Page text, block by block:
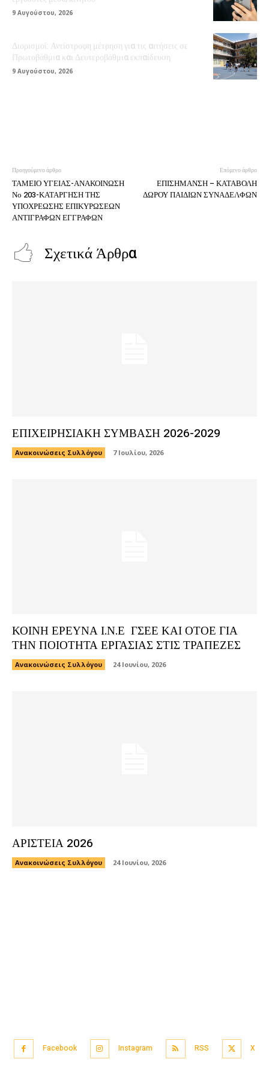
9 Αυγούστου, 2026
Διορισμοί: Αντίστροφη μέτρηση για τις αιτήσεις σε
Πρωτοβάθμια και Δευτεροβάθμια εκπαίδευση
9 Αυγούστου, 2026
Προηγούμενο άρθρο
ΤΑΜΕΙΟ ΥΓΕΙΑΣ-ΑΝΑΚΟΙΝΩΣΗ
Νο 203-ΚΑΤΑΡΓΗΣΗ ΤΗΣ
ΥΠΟΧΡΕΩΣΗΣ ΕΠΙΚΥΡΩΣΕΩΝ
ΑΝΤΙΓΡΑΦΩΝ ΕΓΓΡΑΦΩΝ
Επόμενο άρθρο
ΕΠΙΣΗΜΑΝΣΗ – ΚΑΤΑΒΟΛΗ
ΔΩΡΟΥ ΠΑΙΔΙΩΝ ΣΥΝΑΔΕΛΦΩΝ
Σχετικά Άρθρα
ΕΠΙΧΕΙΡΗΣΙΑΚΗ ΣΥΜΒΑΣΗ 2026-2029
Ανακοινώσεις Συλλόγου 7 Ιουλίου, 2026
ΚΟΙΝΗ ΕΡΕΥΝΑ Ι.Ν.Ε ΓΣΕΕ ΚΑΙ ΟΤΟΕ ΓΙΑ
ΤΗΝ ΠΟΙΟΤΗΤΑ ΕΡΓΑΣΙΑΣ ΣΤΙΣ ΤΡΑΠΕΖΕΣ
Ανακοινώσεις Συλλόγου 24 Ιουνίου, 2026
ΑΡΙΣΤΕΙΑ 2026
Ανακοινώσεις Συλλόγου 24 Ιουνίου, 2026
Facebook Instagram RSS X